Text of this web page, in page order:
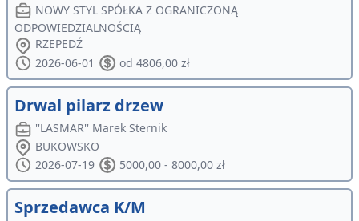
NOWY STYL SPÓŁKA Z OGRANICZONĄ
ODPOWIEDZIALNOŚCIĄ
RZEPEDŹ
2026-06-01
od 4806,00 zł
Drwal pilarz drzew
''LASMAR'' Marek Sternik
BUKOWSKO
2026-07-19
5000,00 - 8000,00 zł
Sprzedawca K/M